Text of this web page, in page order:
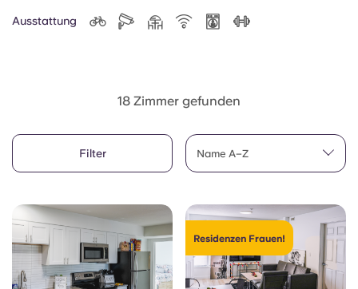
Konto
English (GB)
Chinese
Español
Wähle ein Land aus
Wähle eine Unterkunft aus
Anmelden
Jetzt buchen
Ausstattung
18 Zimmer gefunden
Filter Name A–Z
Residenzen Frauen!